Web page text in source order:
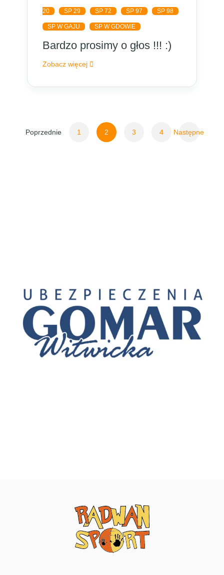
20 SP 29 SP 72 SP 97 SP 98
SP W GAJU SP W GDOWIE
Bardzo prosimy o głos !!! :)
Zobacz więcej
Stronicowanie
wpisów
Poprzednie 1 2 3 4 Następne